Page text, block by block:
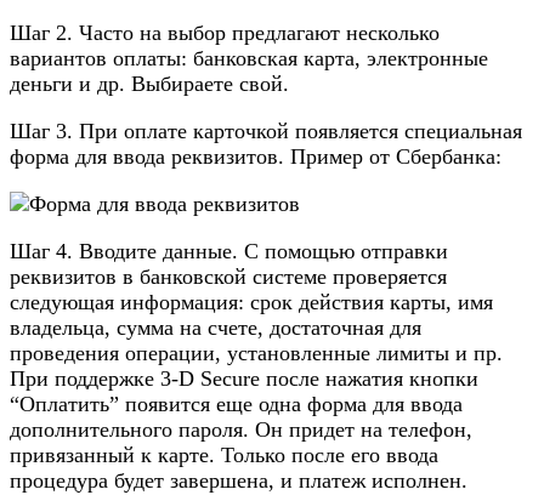
Шаг 2. Часто на выбор предлагают несколько
вариантов оплаты: банковская карта, электронные
деньги и др. Выбираете свой.
Шаг 3. При оплате карточкой появляется специальная
форма для ввода реквизитов. Пример от Сбербанка:
Шаг 4. Вводите данные. С помощью отправки
реквизитов в банковской системе проверяется
следующая информация: срок действия карты, имя
владельца, сумма на счете, достаточная для
проведения операции, установленные лимиты и пр.
При поддержке 3-D Secure после нажатия кнопки
“Оплатить” появится еще одна форма для ввода
дополнительного пароля. Он придет на телефон,
привязанный к карте. Только после его ввода
процедура будет завершена, и платеж исполнен.